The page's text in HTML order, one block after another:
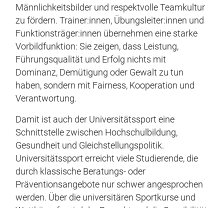
Männlichkeitsbilder und respektvolle Teamkultur
zu fördern. Trainer:innen, Übungsleiter:innen und
Funktionsträger:innen übernehmen eine starke
Vorbildfunktion: Sie zeigen, dass Leistung,
Führungsqualität und Erfolg nichts mit
Dominanz, Demütigung oder Gewalt zu tun
haben, sondern mit Fairness, Kooperation und
Verantwortung.
Damit ist auch der Universitätssport eine
Schnittstelle zwischen Hochschulbildung,
Gesundheit und Gleichstellungspolitik.
Universitätssport erreicht viele Studierende, die
durch klassische Beratungs- oder
Präventionsangebote nur schwer angesprochen
werden. Über die universitären Sportkurse und